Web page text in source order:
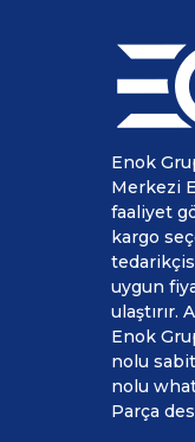
Enok
Merkezi
faaliyet
kargo
uygun
ulaştırır.
Enok
nolu
nolu
Parça